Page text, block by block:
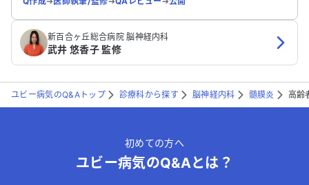
新百合ヶ丘総合病院 脳神経内科
武井 悠香子 監修
ユビー病気のQ&Aトップ 診療科から探す 脳神経内科 髄膜炎 高齢
初めての方へ
ユビー病気のQ&Aとは？